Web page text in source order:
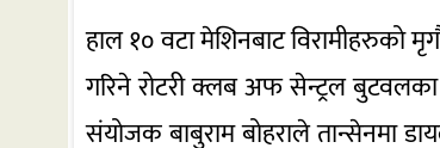
हाल १० वटा मेशिनबाट
गरिने रोटरी क्लब अफ सेन्ट्रल बुटवलका
संयोजक बाबुराम बोहराले तान्सेनमा